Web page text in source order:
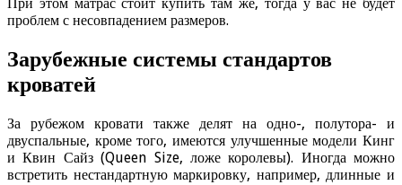
При этом матрас стоит купить там же, тогда у вас не будет
проблем с несовпадением размеров.
Зарубежные системы стандартов
кроватей
За рубежом кровати также делят на одно-, полутора- и
двуспальные, кроме того, имеются улучшенные модели Кинг
и Квин Сайз (Queen Size, ложе королевы). Иногда можно
встретить нестандартную маркировку, например, длинные и